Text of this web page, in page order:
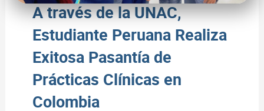
A través de la UNAC,
Estudiante Peruana Realiza
Exitosa Pasantía de
Prácticas Clínicas en
Colombia